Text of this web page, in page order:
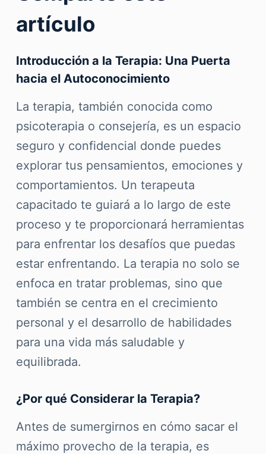
artículo
Introducción a la Terapia: Una Puerta
hacia el Autoconocimiento
La terapia, también conocida como
psicoterapia o consejería, es un espacio
seguro y confidencial donde puedes
explorar tus pensamientos, emociones y
comportamientos. Un terapeuta
capacitado te guiará a lo largo de este
proceso y te proporcionará herramientas
para enfrentar los desafíos que puedas
estar enfrentando. La terapia no solo se
enfoca en tratar problemas, sino que
también se centra en el crecimiento
personal y el desarrollo de habilidades
para una vida más saludable y
equilibrada.
¿Por qué Considerar la Terapia?
Antes de sumergirnos en cómo sacar el
máximo provecho de la terapia, es